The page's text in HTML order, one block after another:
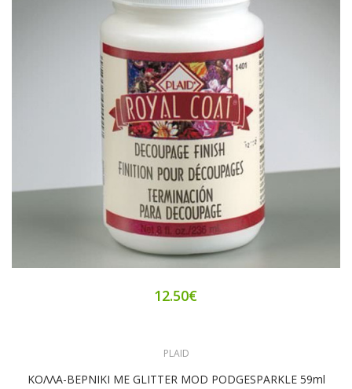
12.50€
PLAID
ΚΟΛΛΑ-ΒΕΡΝΙΚΙ ΜΕ GLITTER MOD PODGESPARKLE 59ml